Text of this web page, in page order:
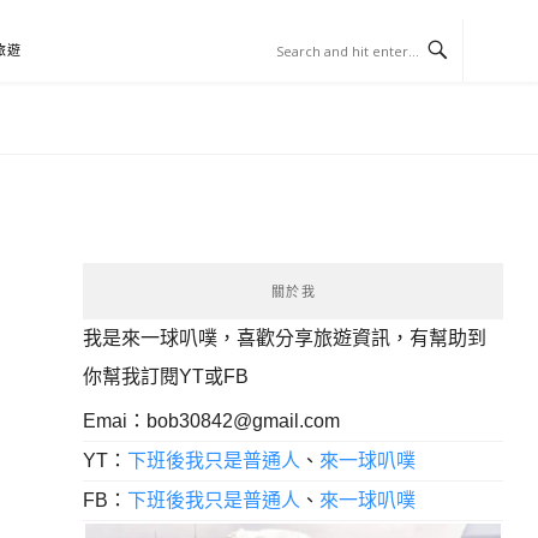
遊
關於我
我是來一球叭噗，喜歡分享旅遊資訊，有幫助到
你幫我訂閱YT或FB
Emai： bob30842@gmail.com
YT：下班後我只是普通人 、 來一球叭噗
FB：下班後我只是普通人 、 來一球叭噗